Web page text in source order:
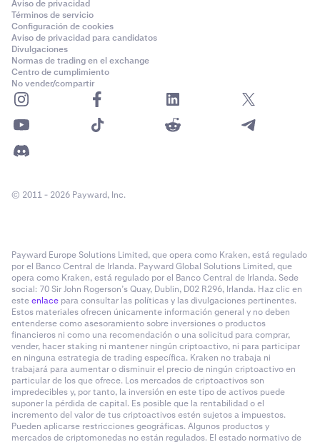
Aviso de privacidad
Términos de servicio
Configuración de cookies
Aviso de privacidad para candidatos
Divulgaciones
Normas de trading en el exchange
Centro de cumplimiento
No vender/compartir
© 2011 - 2026 Payward, Inc.
Payward Europe Solutions Limited, que opera como Kraken, está regulado
por el Banco Central de Irlanda. Payward Global Solutions Limited, que
opera como Kraken, está regulado por el Banco Central de Irlanda. Sede
social: 70 Sir John Rogerson’s Quay, Dublin, D02 R296, Irlanda. Haz clic en
esteenlace para consultar las políticas y las divulgaciones pertinentes.
Estos materiales ofrecen únicamente información general y no deben
entenderse como asesoramiento sobre inversiones o productos
financieros ni como una recomendación o una solicitud para comprar,
vender, hacer staking ni mantener ningún criptoactivo, ni para participar
en ninguna estrategia de trading específica. Kraken no trabaja ni
trabajará para aumentar o disminuir el precio de ningún criptoactivo en
particular de los que ofrece. Los mercados de criptoactivos son
impredecibles y, por tanto, la inversión en este tipo de activos puede
suponer la pérdida de capital. Es posible que la rentabilidad o el
incremento del valor de tus criptoactivos estén sujetos a impuestos.
Pueden aplicarse restricciones geográficas. Algunos productos y
mercados de criptomonedas no están regulados. El estado normativo de